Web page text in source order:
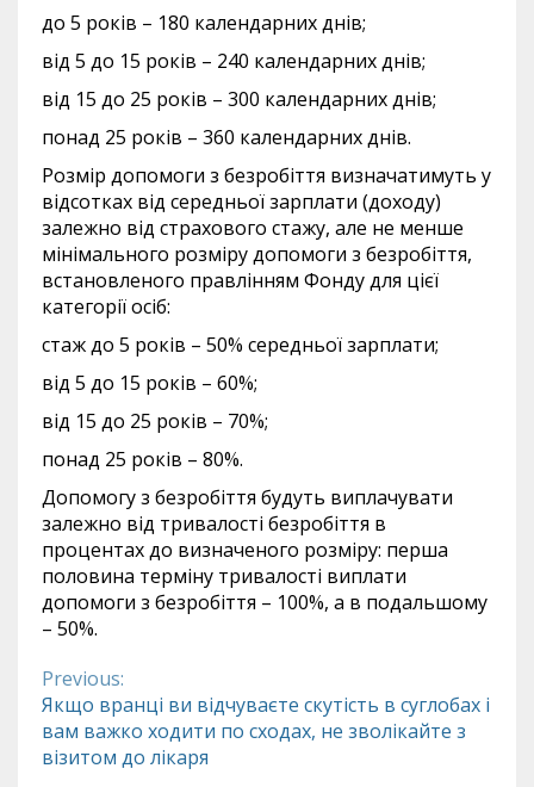
до 5 років – 180 календарних днів;
від 5 до 15 років – 240 календарних днів;
від 15 до 25 років – 300 календарних днів;
понад 25 років – 360 календарних днів.
Розмір допомоги з безробіття визначатимуть у
відсотках від середньої зарплати (доходу)
залежно від страхового стажу, але не менше
мінімального розміру допомоги з безробіття,
встановленого правлінням Фонду для цієї
категорії осіб:
стаж до 5 років – 50% середньої зарплати;
від 5 до 15 років – 60%;
від 15 до 25 років – 70%;
понад 25 років – 80%.
Допомогу з безробіття будуть виплачувати
залежно від тривалості безробіття в
процентах до визначеного розміру: перша
половина терміну тривалості виплати
допомоги з безробіття – 100%, а в подальшому
– 50%.
Continue
Reading
Previous:
Якщо вранці ви відчуваєте скутість в суглобах і
вам важко ходити по сходах, не зволікайте з
візитом до лікаря